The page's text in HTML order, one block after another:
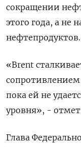
сокращении
этого года, а не
нефтепродуктов.
«Brent
сопротивлением
пока ей не
уровня», -
Глава